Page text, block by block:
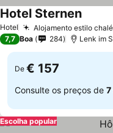
Hotel Alojamento estilo chalé
Hotel SternenVer
7,7 Boa 284 Lenk im
De € 157
Consulte os preços de
Escolha popular